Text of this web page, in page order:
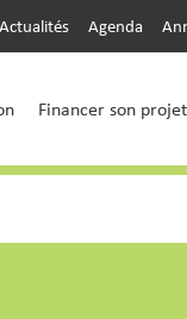
Actualités Agenda
Financer son projet